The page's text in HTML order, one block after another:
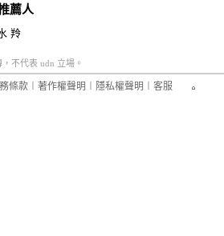
薦人
羚
不代表 udn 立場。
條款 著作權聲明 隱私權聲明 客服